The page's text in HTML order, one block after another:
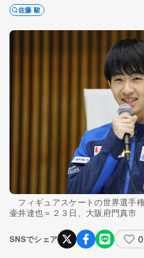
佐藤 駿
フィギュアスケートの世界選手
壷井達也＝２３日、大阪府門真市
SNSでシェア 0